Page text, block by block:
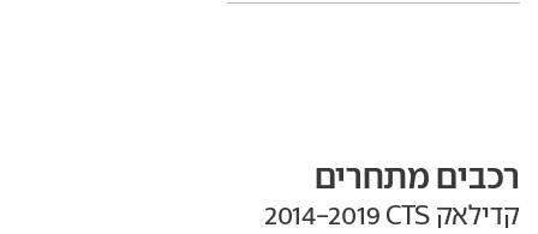
רכבים מתחרים
קדילאק CTS‏ 2014-2019